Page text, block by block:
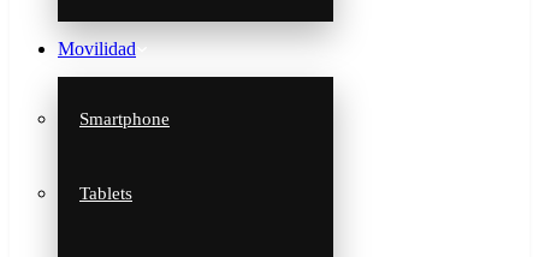
Movilidad
Smartphone
Tablets